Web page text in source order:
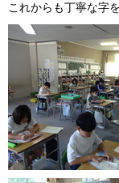
これからも丁寧な字